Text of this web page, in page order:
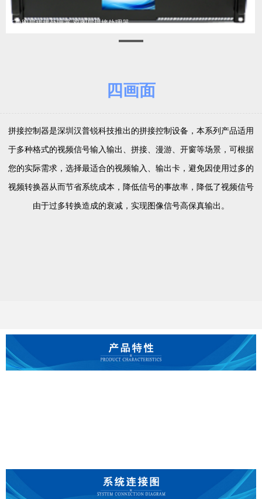
四画面
拼接控制器是深圳汉普锐科技推出的拼接控制设备，本系列产品适用
于多种格式的视频信号输入输出、拼接、漫游、开窗等场景，可根据
您的实际需求，选择最适合的视频输入、输出卡，避免因使用过多的
视频转换器从而节省系统成本，降低信号的事故率，降低了视频信号
由于过多转换造成的衰减，实现图像信号高保真输出。
4K单图层拼接处理器-双图层拼接处理器